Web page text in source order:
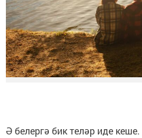
Ә белергә бик теләр иде